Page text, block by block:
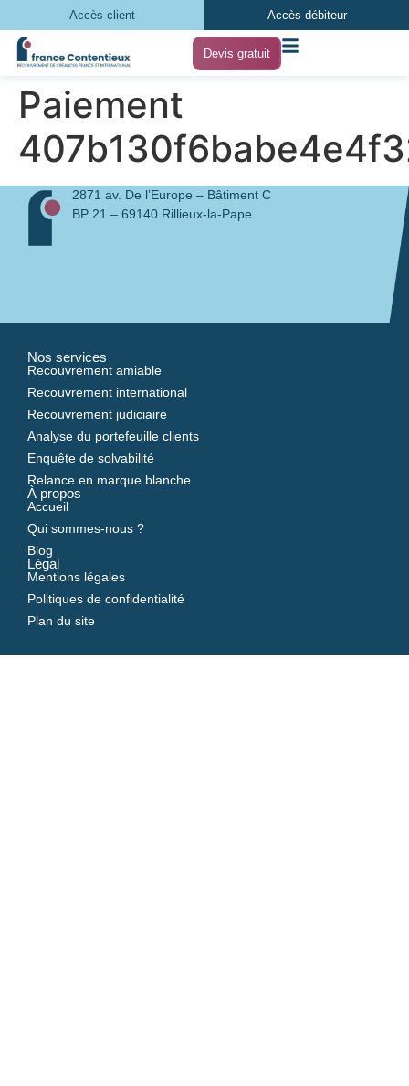
Accès client Accès débiteur
Devis gratuit
Paiement
2871 av. De l’Europe – Bâtiment C
BP 21 – 69140 Rillieux-la-Pape
Nos services
Recouvrement amiable
Recouvrement international
Recouvrement judiciaire
Analyse du portefeuille clients
Enquête de solvabilité
Relance en marque blanche
À propos
Accueil
Qui sommes-nous ?
Blog
Légal
Mentions légales
Politiques de confidentialité
Plan du site